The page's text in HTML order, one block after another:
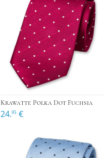
Krawatte Polka Dot Fuchsia
24.95 €